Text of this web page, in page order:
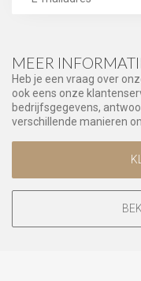
MEER
Heb je een vraag over
ook eens onze
bedrijfsgegevens,
verschillende manieren